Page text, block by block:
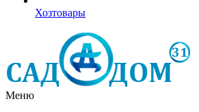
Хозтовары
Меню